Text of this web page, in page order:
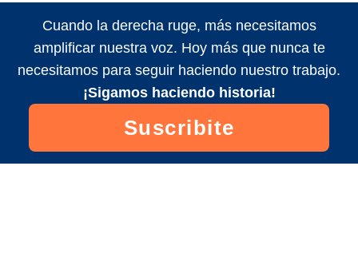
Cuando la derecha ruge, más necesitamos
amplificar nuestra voz. Hoy más que nunca te
necesitamos para seguir haciendo nuestro trabajo.
¡Sigamos haciendo historia!
Suscribite